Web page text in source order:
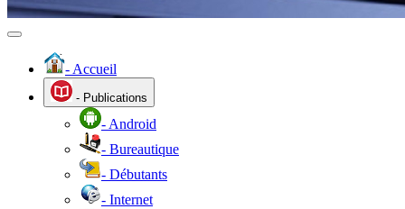
- Accueil
- Publications
- Android
- Bureautique
- Débutants
- Internet